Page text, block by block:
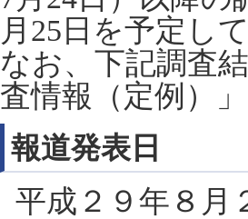
月25日を予定し
なお、下記調査
査情報（定例）
報道発表日
平成２９年８月